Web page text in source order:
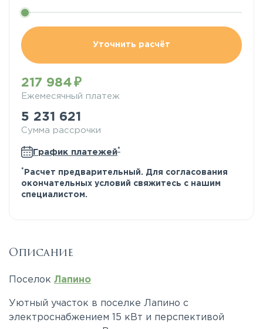
Уточнить расчёт
217 984
Ежемесячный платеж
5 231 621
Сумма рассрочки
График платежей*
* Расчет предварительный. Для согласования
окончательных условий свяжитесь с нашим
специалистом.
Описание
Поселок Лапино
Уютный участок в поселке Лапино с
электроснабжением 15 кВт и перспективой